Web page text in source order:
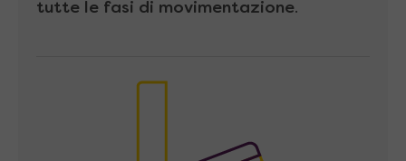
doghe in legno (faggio multistrato curvato
tutte le fasi di movimentazione.